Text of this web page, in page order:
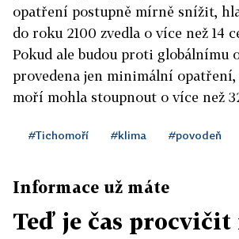
opatření postupně mírně snížit,
do roku 2100 zvedla o více než 14
Pokud ale budou proti globálnímu
provedena jen minimální opatření,
moří mohla stoupnout o více než
#Tichomoří #klima #povodeň
Informace už máte
Teď je čas procvičit